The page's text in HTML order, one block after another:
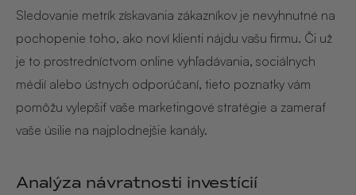
Sledovanie metrík získavania zákazníkov je nevyhnutné na
pochopenie toho, ako noví klienti nájdu vašu firmu. Či už
je to prostredníctvom online vyhľadávania, sociálnych
médií alebo ústnych odporúčaní, tieto poznatky vám
pomôžu vylepšiť vaše marketingové stratégie a zamerať
vaše úsilie na najplodnejšie kanály.
Analýza návratnosti investícií